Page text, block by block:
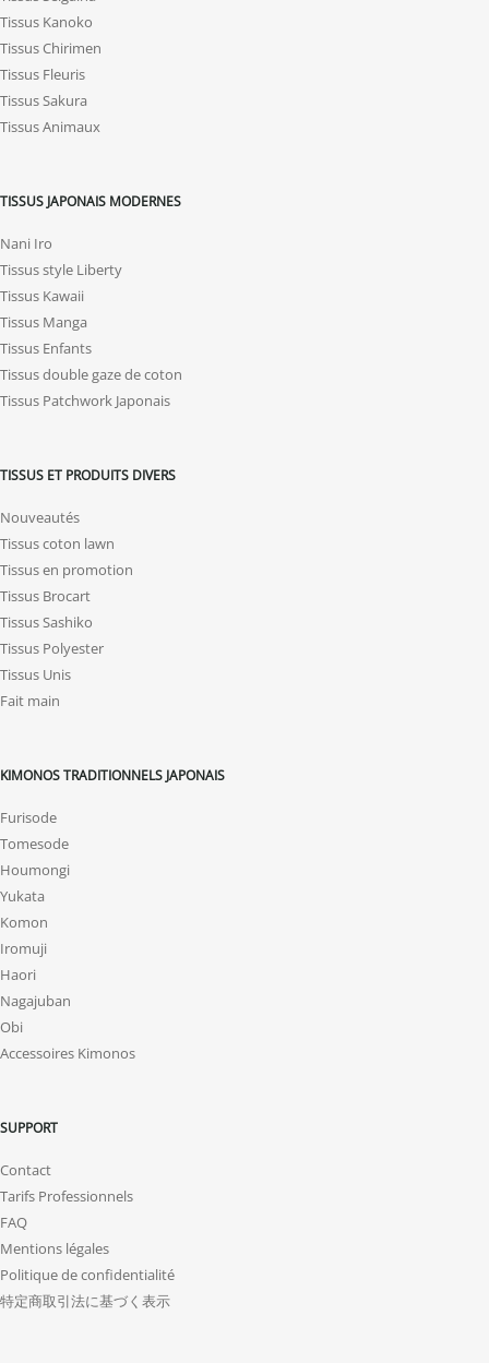
Tissus Kanoko
Tissus Chirimen
Tissus Fleuris
Tissus Sakura
Tissus Animaux
TISSUS JAPONAIS MODERNES
Nani Iro
Tissus style Liberty
Tissus Kawaii
Tissus Manga
Tissus Enfants
Tissus double gaze de coton
Tissus Patchwork Japonais
TISSUS ET PRODUITS DIVERS
Nouveautés
Tissus coton lawn
Tissus en promotion
Tissus Brocart
Tissus Sashiko
Tissus Polyester
Tissus Unis
Fait main
KIMONOS TRADITIONNELS JAPONAIS
Furisode
Tomesode
Houmongi
Yukata
Komon
Iromuji
Haori
Nagajuban
Obi
Accessoires Kimonos
SUPPORT
Contact
Tarifs Professionnels
FAQ
Mentions légales
Politique de confidentialité
特定商取引法に基づく表示